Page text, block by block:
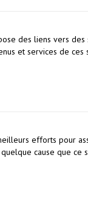
des liens vers
et services de ces
efforts pour
cause que ce